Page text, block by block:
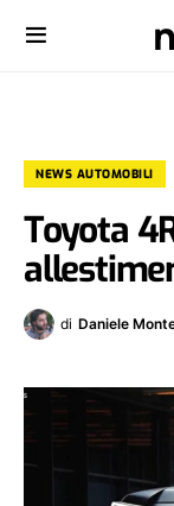
NEWS AUTOMOBILI
Toyota
di Daniele